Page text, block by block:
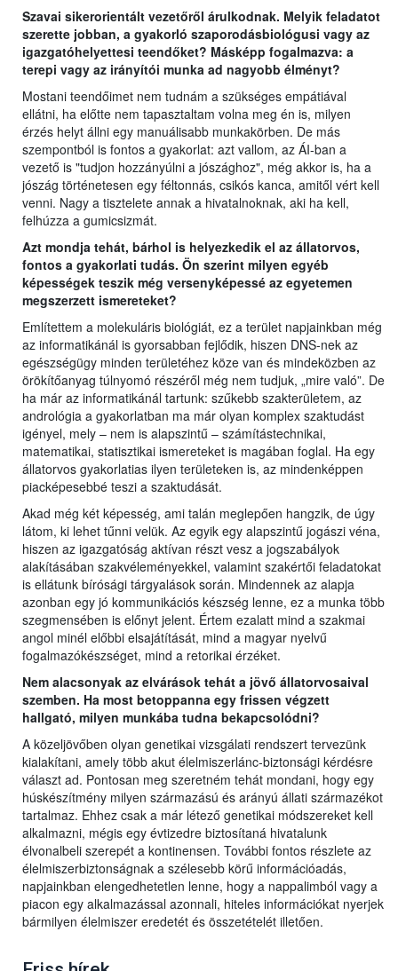
Szavai sikerorientált vezetőről árulkodnak. Melyik feladatot
szerette jobban, a gyakorló szaporodásbiológusi vagy az
igazgatóhelyettesi teendőket? Másképp fogalmazva: a
terepi vagy az irányítói munka ad nagyobb élményt?
Mostani teendőimet nem tudnám a szükséges empátiával
ellátni, ha előtte nem tapasztaltam volna meg én is, milyen
érzés helyt állni egy manuálisabb munkakörben. De más
szempontból is fontos a gyakorlat: azt vallom, az ÁI-ban a
vezető is "tudjon hozzányúlni a jószághoz", még akkor is, ha a
jószág történetesen egy féltonnás, csikós kanca, amitől vért kell
venni. Nagy a tisztelete annak a hivatalnoknak, aki ha kell,
felhúzza a gumicsizmát.
Azt mondja tehát, bárhol is helyezkedik el az állatorvos,
fontos a gyakorlati tudás. Ön szerint milyen egyéb
képességek teszik még versenyképessé az egyetemen
megszerzett ismereteket?
Említettem a molekuláris biológiát, ez a terület napjainkban még
az informatikánál is gyorsabban fejlődik, hiszen DNS-nek az
egészségügy minden területéhez köze van és mindeközben az
örökítőanyag túlnyomó részéről még nem tudjuk, „mire való”. De
ha már az informatikánál tartunk: szűkebb szakterületem, az
andrológia a gyakorlatban ma már olyan komplex szaktudást
igényel, mely – nem is alapszintű – számítástechnikai,
matematikai, statisztikai ismereteket is magában foglal. Ha egy
állatorvos gyakorlatias ilyen területeken is, az mindenképpen
piacképesebbé teszi a szaktudását.
Akad még két képesség, ami talán meglepően hangzik, de úgy
látom, ki lehet tűnni velük. Az egyik egy alapszintű jogászi véna,
hiszen az igazgatóság aktívan részt vesz a jogszabályok
alakításában szakvéleményekkel, valamint szakértői feladatokat
is ellátunk bírósági tárgyalások során. Mindennek az alapja
azonban egy jó kommunikációs készség lenne, ez a munka több
szegmensében is előnyt jelent. Értem ezalatt mind a szakmai
angol minél előbbi elsajátítását, mind a magyar nyelvű
fogalmazókészséget, mind a retorikai érzéket.
Nem alacsonyak az elvárások tehát a jövő állatorvosaival
szemben. Ha most betoppanna egy frissen végzett
hallgató, milyen munkába tudna bekapcsolódni?
A közeljövőben olyan genetikai vizsgálati rendszert tervezünk
kialakítani, amely több akut élelmiszerlánc-biztonsági kérdésre
választ ad. Pontosan meg szeretném tehát mondani, hogy egy
húskészítmény milyen származású és arányú állati származékot
tartalmaz. Ehhez csak a már létező genetikai módszereket kell
alkalmazni, mégis egy évtizedre biztosítaná hivatalunk
élvonalbeli szerepét a kontinensen. További fontos részlete az
élelmiszerbiztonságnak a szélesebb körű információadás,
napjainkban elengedhetetlen lenne, hogy a nappalimból vagy a
piacon egy alkalmazással azonnali, hiteles információkat nyerjek
bármilyen élelmiszer eredetét és összetételét illetően.